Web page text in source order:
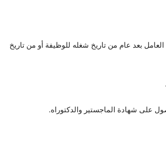
يستحقها العامل بعد عام من تاريخ شغله للوظيفة أو من تاريخ